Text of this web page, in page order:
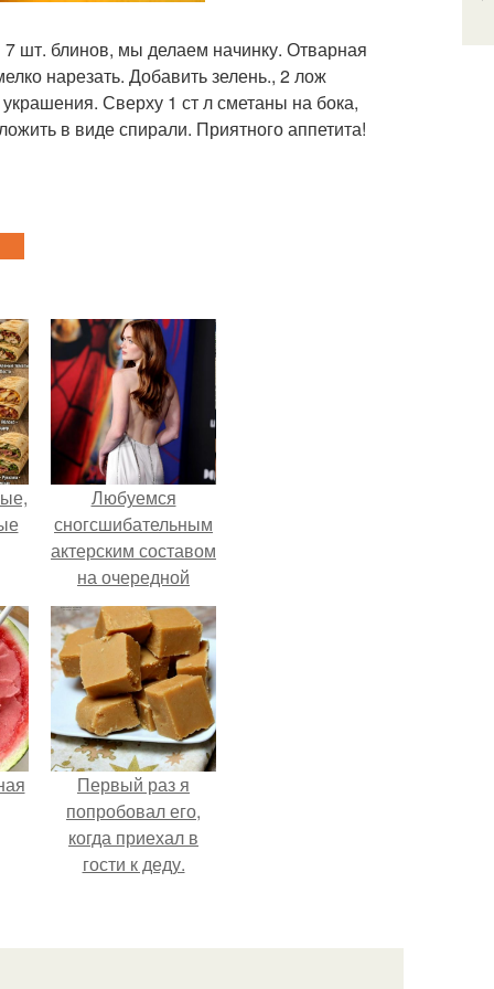
шт. блинов, мы делаем начинку. Отварная
нарезать. Добавить зелень., 2 лож
Сверху 1 ст л сметаны на бока,
в виде спирали. Приятного аппетита!
Любуемся
сногсшибательным
актерским составом
на очередной
премьере нового
человека - паука.
Первый раз я
попробовал его,
когда приехал в
гости к деду.